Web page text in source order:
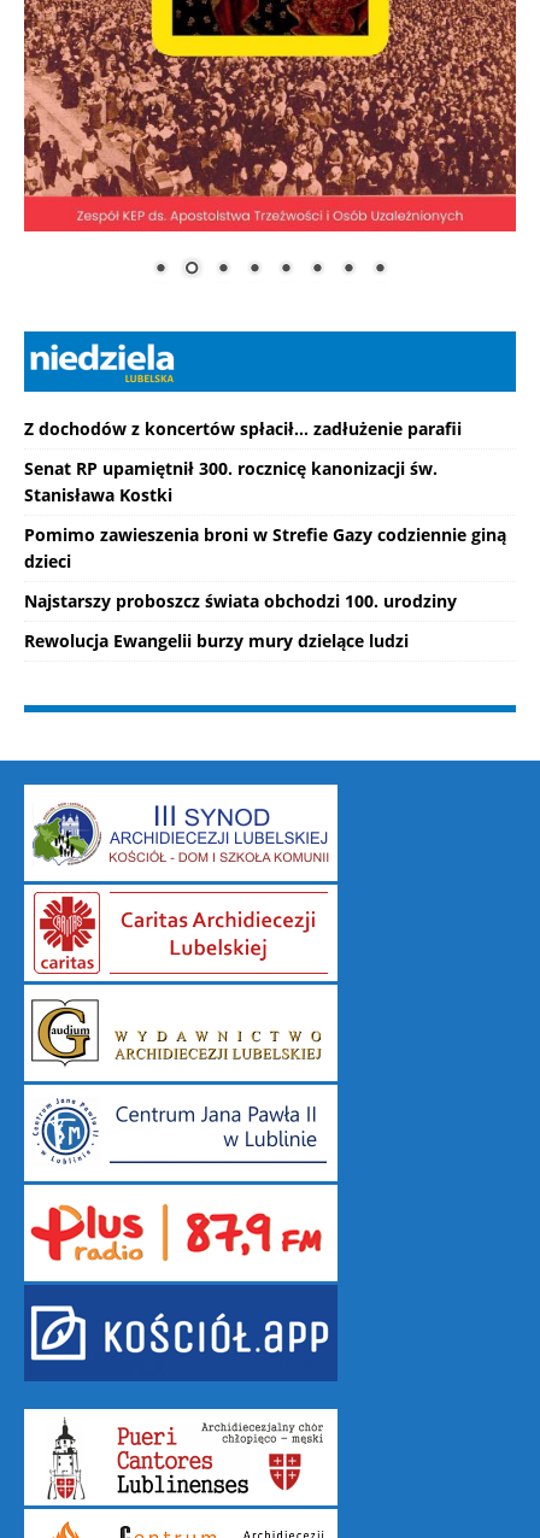
Z dochodów z koncertów spłacił... zadłużenie parafii
Senat RP upamiętnił 300. rocznicę kanonizacji św.
Stanisława Kostki
Pomimo zawieszenia broni w Strefie Gazy codziennie giną
dzieci
Najstarszy proboszcz świata obchodzi 100. urodziny
Rewolucja Ewangelii burzy mury dzielące ludzi